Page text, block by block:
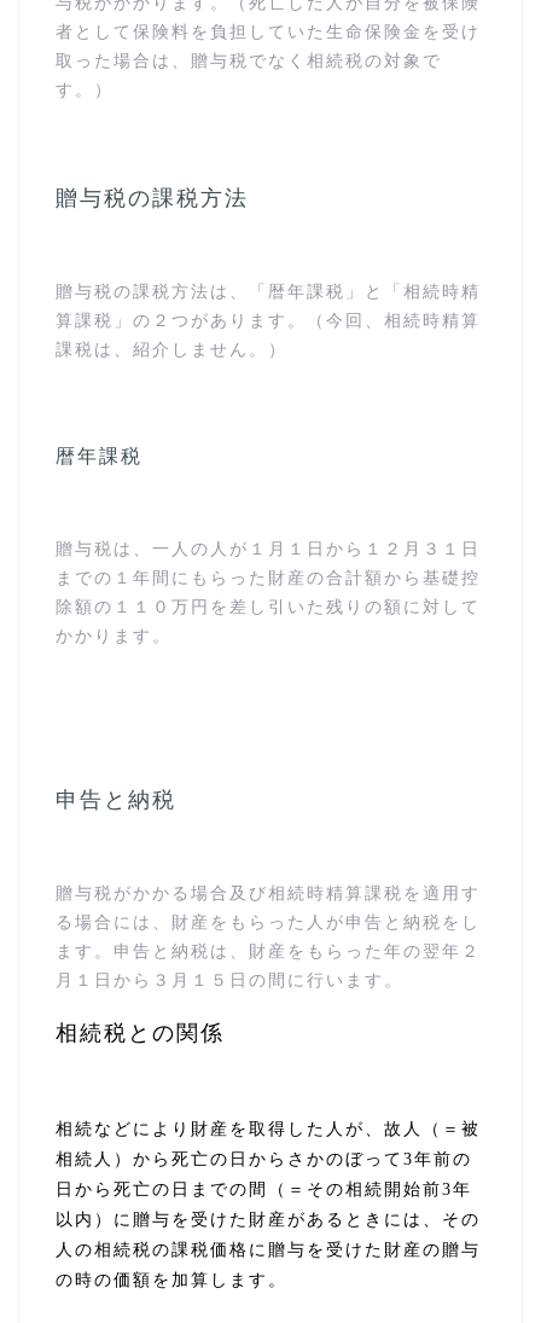
者として保険料を負担していた生命保険金を受け
取った場合は、贈与税でなく相続税の対象で
す。）
贈与税の課税方法
贈与税の課税方法は、「暦年課税」と「相続時精
算課税」の２つがあります。（今回、相続時精算
課税は、紹介しません。）
暦年課税
贈与税は、一人の人が１月１日から１２月３１日
までの１年間にもらった財産の合計額から基礎控
除額の１１０万円を差し引いた残りの額に対して
かかります。
申告と納税
贈与税がかかる場合及び相続時精算課税を適用す
る場合には、財産をもらった人が申告と納税をし
ます。申告と納税は、財産をもらった年の翌年２
月１日から３月１５日の間に行います。
相続税との関係
相続などにより財産を取得した人が、故人（＝被
相続人）から死亡の日からさかのぼって 3年前の
日から死亡の日までの間（＝その相続開始前3年
以内）に贈与を受けた財産があるときには、その
人の相続税の課税価格に贈与を受けた財産の贈与
の時の価額を加算します。